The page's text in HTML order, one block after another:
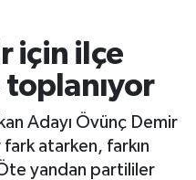
için ilçe
toplanıyor
Adayı Övünç Demir
atarken, farkın
yandan partililer
ve Fikstür